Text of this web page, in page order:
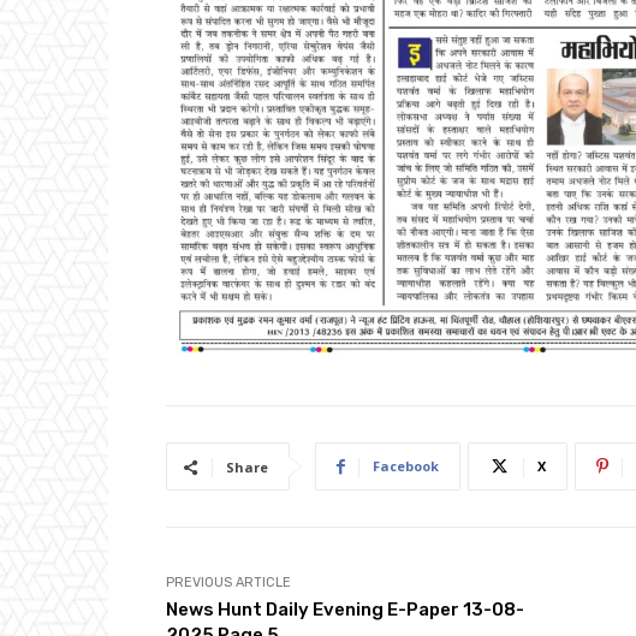
Share Facebook X
PREVIOUS ARTICLE
News Hunt Daily Evening E-Paper 13-08-